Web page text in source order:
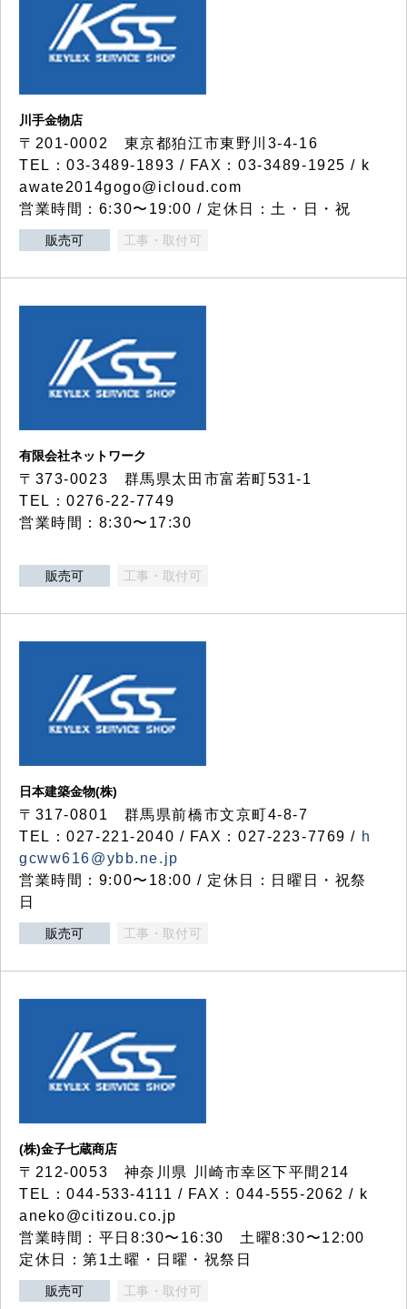
川手金物店
〒201-0002 東京都狛江市東野川3-4-16
TEL：03-3489-1893 / FAX：03-3489-1925 / k
awate2014gogo@icloud.com
営業時間：6:30〜19:00 / 定休日：土・日・祝
販売可 工事・取付可
有限会社ネットワーク
〒373-0023 群馬県太田市富若町531-1
TEL：0276-22-7749
営業時間：8:30〜17:30
販売可 工事・取付可
日本建築金物(株)
〒317‐0801 群馬県前橋市文京町4-8-7
TEL：027-221-2040 / FAX：027-223-7769 / h
gcww616@ybb.ne.jp
営業時間：9:00〜18:00 / 定休日：日曜日・祝祭
日
販売可 工事・取付可
(株)金子七蔵商店
〒212-0053 神奈川県 川崎市幸区下平間214
TEL：044-533-4111 / FAX：044-555-2062 / k
aneko@citizou.co.jp
営業時間：平日8:30〜16:30 土曜8:30〜12:00
定休日：第1土曜・日曜・祝祭日
販売可 工事・取付可